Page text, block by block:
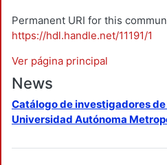
Permanent URI for this
https://hdl.handle.net/11191/1
Ver página principal
News
Catálogo de investigadores de
Universidad Autónoma